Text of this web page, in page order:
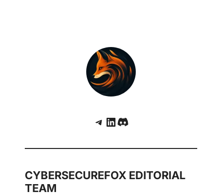
Telegram
LinkedIn
Discord
CYBERSECUREFOX EDITORIAL
TEAM